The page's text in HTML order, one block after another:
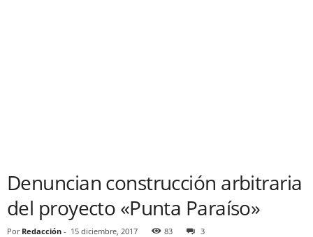
Denuncian construcción arbitraria
del proyecto «Punta Paraíso»
Por Redacción - 15 diciembre, 2017 83 3